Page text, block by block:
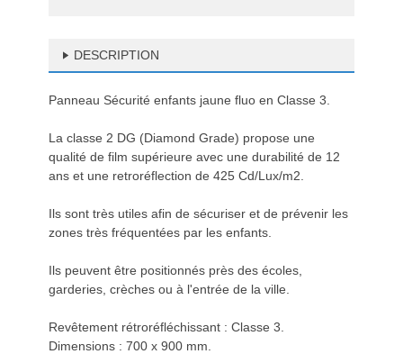
DESCRIPTION
Panneau Sécurité enfants jaune fluo en Classe 3.
La classe 2 DG (Diamond Grade) propose une
qualité de film supérieure avec une durabilité de 12
ans et une retroréflection de 425 Cd/Lux/m2.
Ils sont très utiles afin de sécuriser et de prévenir les
zones très fréquentées par les enfants.
Ils peuvent être positionnés près des écoles,
garderies, crèches ou à l'entrée de la ville.
Revêtement rétroréfléchissant : Classe 3.
Dimensions : 700 x 900 mm.